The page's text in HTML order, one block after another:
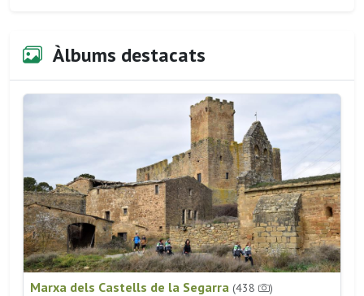
Àlbums destacats
Marxa dels Castells de la Segarra (438 )